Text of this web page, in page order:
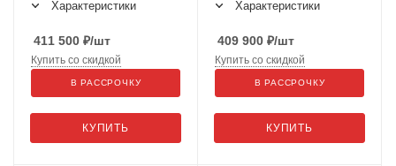
Характеристики
411 500 ₽/шт
КУПИТЬ
Купить со скидкой
В РАССРОЧКУ
Характеристики
409 900 ₽/шт
КУПИТЬ
Купить со скидкой
В РАССРОЧКУ